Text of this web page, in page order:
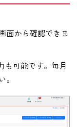
面から確認できま
可能です。毎月